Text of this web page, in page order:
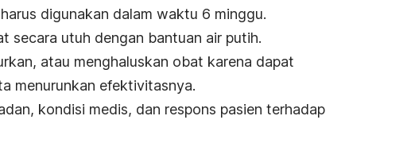
digunakan dalam waktu 6 minggu.
secara utuh dengan bantuan air putih.
atau menghaluskan obat karena dapat
menurunkan efektivitasnya.
kondisi medis, dan respons pasien terhadap